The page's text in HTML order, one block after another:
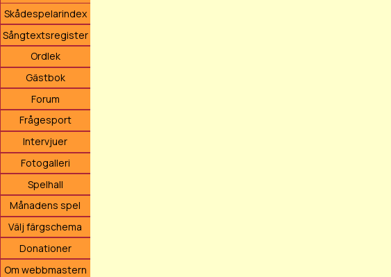
Skådespelarindex
Sångtextsregister
Ordlek
Gästbok
Forum
Frågesport
Intervjuer
Fotogalleri
Spelhall
Månadens spel
Välj färgschema
Donationer
Om webbmastern